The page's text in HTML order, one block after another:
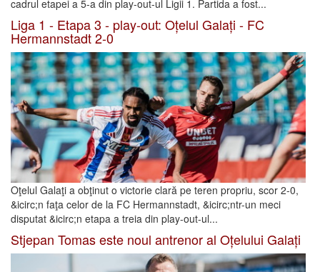
cadrul etapei a 5-a din play-out-ul Ligii 1. Partida a fost...
Liga 1 - Etapa 3 - play-out: Oțelul Galați - FC
Hermannstadt 2-0
Oţelul Galaţi a obţinut o victorie clară pe teren propriu, scor 2-0,
&icirc;n faţa celor de la FC Hermannstadt, &icirc;ntr-un meci
disputat &icirc;n etapa a treia din play-out-ul...
Stjepan Tomas este noul antrenor al Oțelului Galați